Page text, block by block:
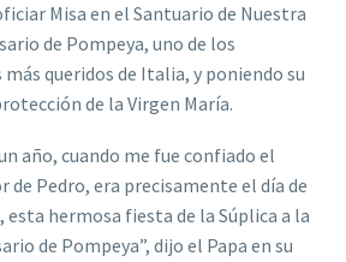
Misa en el Santuario de Nuestra
de Pompeya, uno de los
queridos de Italia, y poniendo su
de la Virgen María.
año, cuando me fue confiado el
de Pedro, era precisamente el día de
esta hermosa fiesta de la Súplica a la
de Pompeya”, dijo el Papa en su